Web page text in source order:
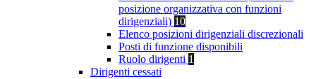
posizione organizzativa con funzioni
dirigenziali) 10
Elenco posizioni dirigenziali discrezionali
Posti di funzione disponibili
Ruolo dirigenti 1
Dirigenti cessati